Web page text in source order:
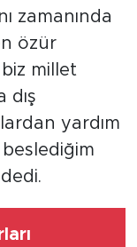
zamanında
özür
millet
dış
yardım